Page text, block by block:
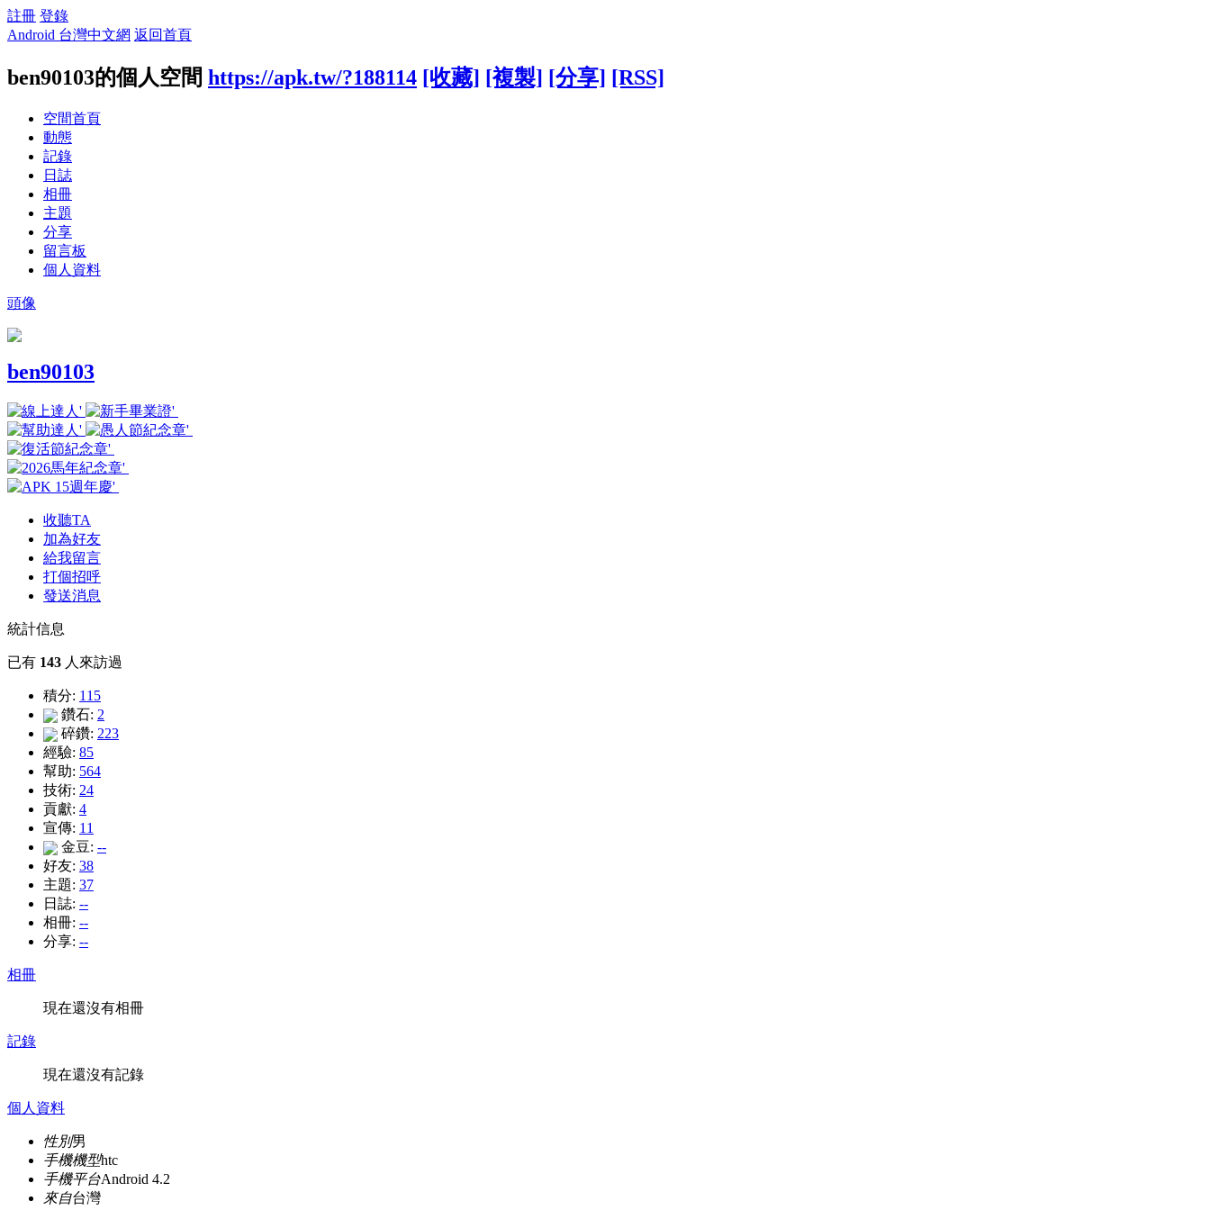
註冊 登錄
Android 台灣中文網 返回首頁
ben90103的個人空間 https://apk.tw/?188114 [收藏] [複製] [分享] [RSS]
空間首頁
動態
記錄
日誌
相冊
主題
分享
留言板
個人資料
頭像
ben90103
收聽TA
加為好友
給我留言
打個招呼
發送消息
統計信息
已有 143 人來訪過
積分: 115
鑽石: 2
碎鑽: 223
經驗: 85
幫助: 564
技術: 24
貢獻: 4
宣傳: 11
金豆: --
好友: 38
主題: 37
日誌: --
相冊: --
分享: --
相冊
現在還沒有相冊
記錄
現在還沒有記錄
個人資料
性別男
手機機型htc
手機平台Android 4.2
來自台灣